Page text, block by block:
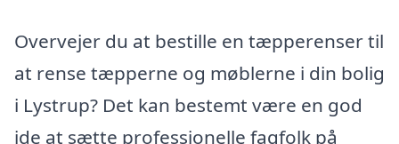
Overvejer du at bestille en tæpperenser til
at rense tæpperne og møblerne i din bolig
i Lystrup? Det kan bestemt være en god
ide at sætte professionelle fagfolk på